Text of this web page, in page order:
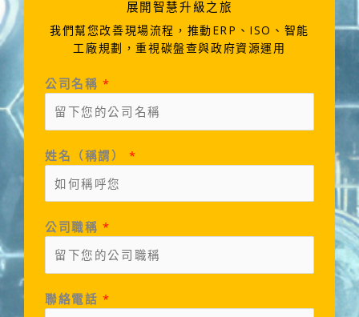
展開智慧升級之旅
我們幫您改善現場流程，推動ERP、ISO、智能
工廠規劃，重視碳盤查與政府資源運用
公司名稱 *
姓名（稱謂）*
公司職稱 *
聯絡電話 *